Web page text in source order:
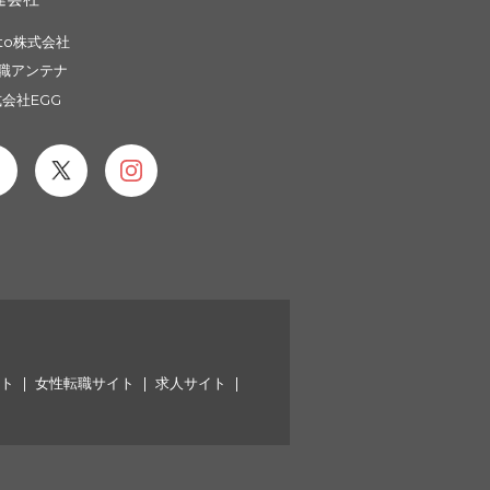
株式会社
アンテナ
社EGG
女性転職サイト 求人サイト